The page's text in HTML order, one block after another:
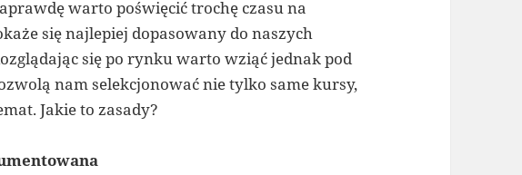
warto poświęcić trochę czasu na
się najlepiej dopasowany do naszych
się po rynku warto wziąć jednak pod
nam selekcjonować nie tylko same kursy,
Jakie to zasady?